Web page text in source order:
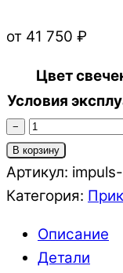
от 41 750 ₽
Цвет
Условия
−
Количество
товара
Импульс-
5x1-
В корзину
Артикул:
Категория:
Описание
Детали